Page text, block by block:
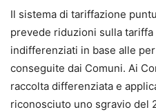
Il sistema di tariffazione
prevede riduzioni sulla
indifferenziati in base alle
conseguite dai Comuni. Ai
raccolta differenziata e
riconosciuto uno sgravio del